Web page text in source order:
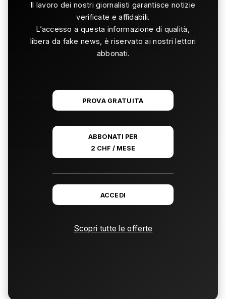
Il lavoro dei nostri giornalisti garantisce notizie
verificate e affidabili.
L’accesso a questa informazione di qualità,
libera da fake news, è riservato ai nostri lettori
abbonati.
PROVA GRATUITA
ABBONATI PER
2 CHF / MESE
ACCEDI
Scopri tutte le offerte